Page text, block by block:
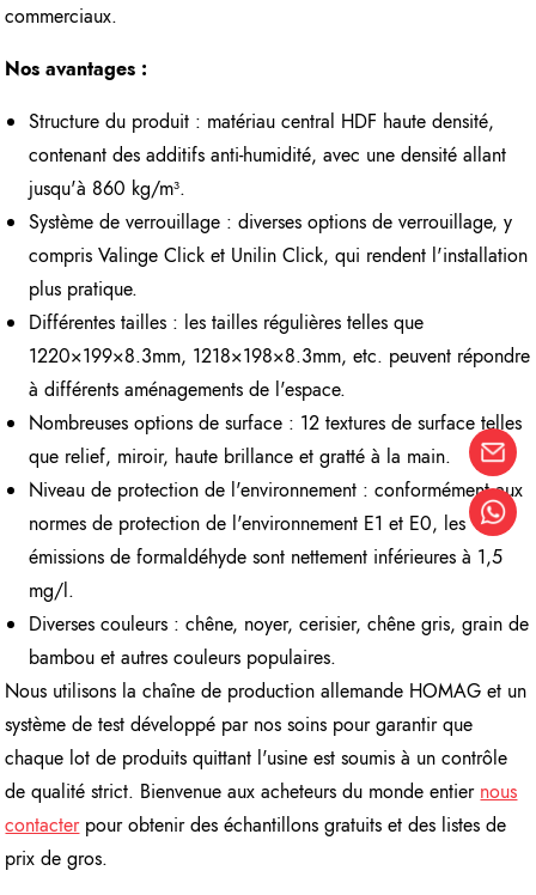
commerciaux.
Nos avantages :
Structure du produit : matériau central HDF haute densité,
contenant des additifs anti-humidité, avec une densité allant
jusqu'à 860 kg/m³.
Système de verrouillage : diverses options de verrouillage, y
compris Valinge Click et Unilin Click, qui rendent l'installation
plus pratique.
Différentes tailles : les tailles régulières telles que
1220×199×8.3mm, 1218×198×8.3mm, etc. peuvent répondre
à différents aménagements de l'espace.
Nombreuses options de surface : 12 textures de surface telles
que relief, miroir, haute brillance et gratté à la main.
Niveau de protection de l'environnement : conformément aux
normes de protection de l'environnement E1 et E0, les
émissions de formaldéhyde sont nettement inférieures à 1,5
mg/l.
Diverses couleurs : chêne, noyer, cerisier, chêne gris, grain de
bambou et autres couleurs populaires.
Nous utilisons la chaîne de production allemande HOMAG et un
système de test développé par nos soins pour garantir que
chaque lot de produits quittant l'usine est soumis à un contrôle
de qualité strict. Bienvenue aux acheteurs du monde entier nous
contacterpour obtenir des échantillons gratuits et des listes de
prix de gros.